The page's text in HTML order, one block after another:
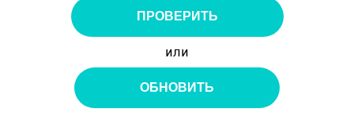
ПРОВЕРИТЬ
или
ОБНОВИТЬ